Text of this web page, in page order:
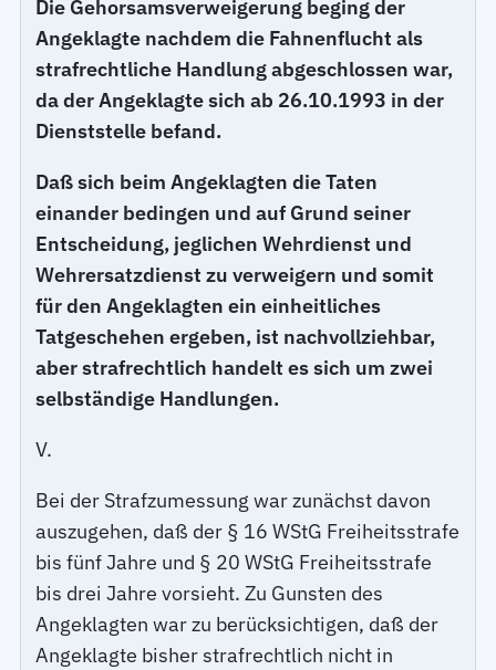
Die Gehorsamsverweigerung beging der
Angeklagte nachdem die Fahnenflucht als
strafrechtliche Handlung abgeschlossen war,
da der Angeklagte sich ab 26.10.1993 in der
Dienststelle befand.
Daß sich beim Angeklagten die Taten
einander bedingen und auf Grund seiner
Entscheidung, jeglichen Wehrdienst und
Wehrersatzdienst zu verweigern und somit
für den Angeklagten ein einheitliches
Tatgeschehen ergeben, ist nachvollziehbar,
aber strafrechtlich handelt es sich um zwei
selbständige Handlungen.
V.
Bei der Strafzumessung war zunächst davon
auszugehen, daß der § 16 WStG Freiheitsstrafe
bis fünf Jahre und § 20 WStG Freiheitsstrafe
bis drei Jahre vorsieht. Zu Gunsten des
Angeklagten war zu berücksichtigen, daß der
Angeklagte bisher strafrechtlich nicht in